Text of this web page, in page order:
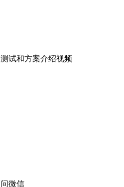
试和方案介绍视频
微信